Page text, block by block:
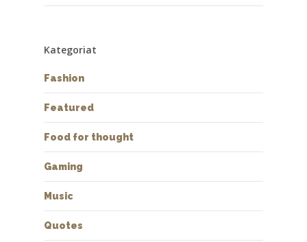
Kategoriat
Fashion
Featured
Food for thought
Gaming
Music
Quotes